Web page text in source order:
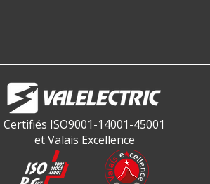
Certifiés ISO9001-14001-45001
et Valais Excellence